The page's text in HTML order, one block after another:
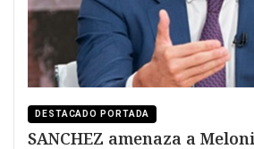
DESTACADO PORTADA
SANCHEZ amenaza a Meloni